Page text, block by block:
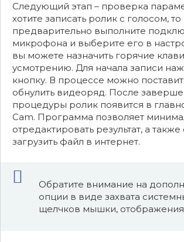
Следующий этап – проверка
хотите записать ролик с голосом, то
предварительно выполните
микрофона и выберите его в
вы можете назначить горячие
усмотрению. Для начала записи
кнопку. В процессе можно
обнулить видеоряд. После
процедуры ролик появится в
Cam. Программа позволяет
отредактировать результат, а
загрузить файл в интернет.
Обратите внимание на
опции в виде захвата
щелчков мышки, отображения